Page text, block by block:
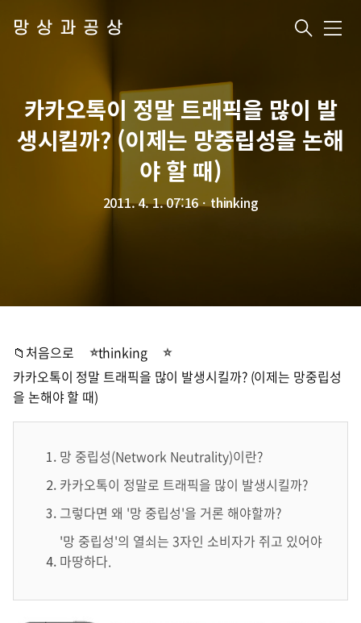
망상과공상 메
카카오톡이 정말 트래픽을 많이 발
생시킬까? (이제는 망중립성을 논해
야 할 때)
2011. 4. 1. 07:16ㆍthinking
📁처음으로
thinking
카카오톡이 정말 트래픽을 많이 발생시킬까? (이제는 망중립성
을 논해야 할 때)
망 중립성(Network Neutrality)이란?
카카오톡이 정말로 트래픽을 많이 발생시킬까?
그렇다면 왜 '망 중립성'을 거론 해야할까?
'망 중립성'의 열쇠는 3자인 소비자가 쥐고 있어야
마땅하다.